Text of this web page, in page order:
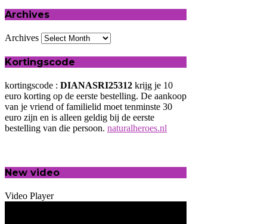
Archives
Archives
Kortingscode
kortingscode : DIANASRI25312 krijg je 10
euro korting op de eerste bestelling. De aankoop
van je vriend of familielid moet tenminste 30
euro zijn en is alleen geldig bij de eerste
bestelling van die persoon. naturalheroes.nl
New video
Video Player